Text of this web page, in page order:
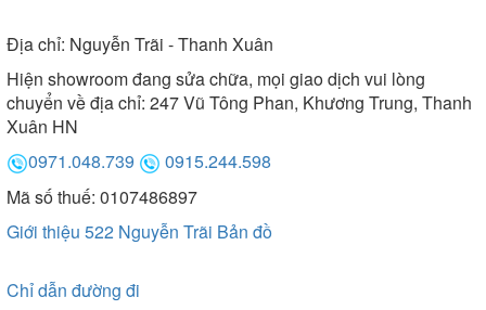
Địa chỉ: Nguyễn Trãi - Thanh Xuân
Hiện showroom đang sửa chữa, mọi giao dịch vui lòng
chuyển về địa chỉ: 247 Vũ Tông Phan, Khương Trung, Thanh
Xuân HN
0971.048.739
0915.244.598
Mã số thuế: 0107486897
Giới thiệu 522 Nguyễn Trãi Bản đồ
Chỉ dẫn đường đi